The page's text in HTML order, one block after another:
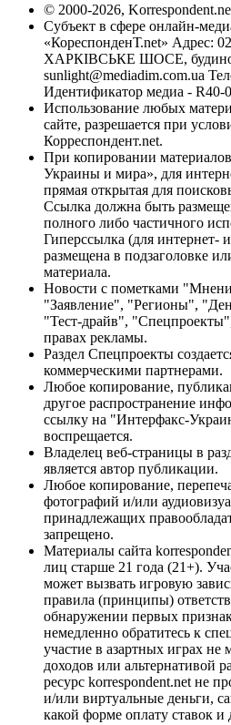
© 2000-2026,
Субъект в сфере онлайн-
«КореспонденТ.net» Адрес:
ХАРКІВСЬКЕ ШОСЕ,
sunlight@mediadim.com.ua
Идентификатор медиа - R40-
Использование любых
сайте, разрешается при
Корреспондент.net.
При копировании
Украины и мира», для
прямая открытая для
Ссылка должна быть
полного либо частичного
Гиперссылка (для интернет-
размещена в подзаголовке
материала.
Новости с пометками
"Заявление", "Регионы",
"Тест-драйв",
правах рекламы.
Раздел Спецпроекты
коммерческими партнерами.
Любое копирование,
другое распространение
ссылку на "Интерфакс-
воспрещается.
Владелец веб-страницы в
является автор публикации.
Любое копирование,
фотографий и/или
принадлежащих
запрещено.
Материалы сайта
лиц старше 21 года (21+).
может вызвать игровую
правила (принципы)
обнаружении первых
немедленно обратитесь к
участие в азартных играх не
доходов или альтернативой
ресурс korrespondent.net не
и/или виртуальные деньги,
какой форме оплату ставок